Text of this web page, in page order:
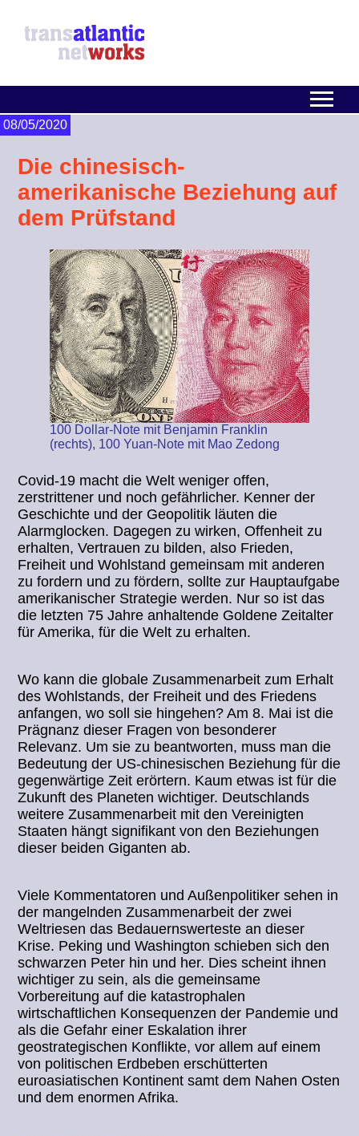
08/05/2020
Die chinesisch-
amerikanische Beziehung auf
dem Prüfstand
100 Dollar-Note mit Benjamin Franklin
(rechts), 100 Yuan-Note mit Mao Zedong
Covid-19 macht die Welt weniger offen,
zerstrittener und noch gefährlicher. Kenner der
Geschichte und der Geopolitik läuten die
Alarmglocken. Dagegen zu wirken, Offenheit zu
erhalten, Vertrauen zu bilden, also Frieden,
Freiheit und Wohlstand gemeinsam mit anderen
zu fordern und zu fördern, sollte zur Hauptaufgabe
amerikanischer Strategie werden. Nur so ist das
die letzten 75 Jahre anhaltende Goldene Zeitalter
für Amerika, für die Welt zu erhalten.
Wo kann die globale Zusammenarbeit zum Erhalt
des Wohlstands, der Freiheit und des Friedens
anfangen, wo soll sie hingehen? Am 8. Mai ist die
Prägnanz dieser Fragen von besonderer
Relevanz. Um sie zu beantworten, muss man die
Bedeutung der US-chinesischen Beziehung für die
gegenwärtige Zeit erörtern. Kaum etwas ist für die
Zukunft des Planeten wichtiger. Deutschlands
weitere Zusammenarbeit mit den Vereinigten
Staaten hängt signifikant von den Beziehungen
dieser beiden Giganten ab.
Viele Kommentatoren und Außenpolitiker sehen in
der mangelnden Zusammenarbeit der zwei
Weltriesen das Bedauernswerteste an dieser
Krise. Peking und Washington schieben sich den
schwarzen Peter hin und her. Dies scheint ihnen
wichtiger zu sein, als die gemeinsame
Vorbereitung auf die katastrophalen
wirtschaftlichen Konsequenzen der Pandemie und
als die Gefahr einer Eskalation ihrer
geostrategischen Konflikte, vor allem auf einem
von politischen Erdbeben erschütterten
euroasiatischen Kontinent samt dem Nahen Osten
und dem enormen Afrika.